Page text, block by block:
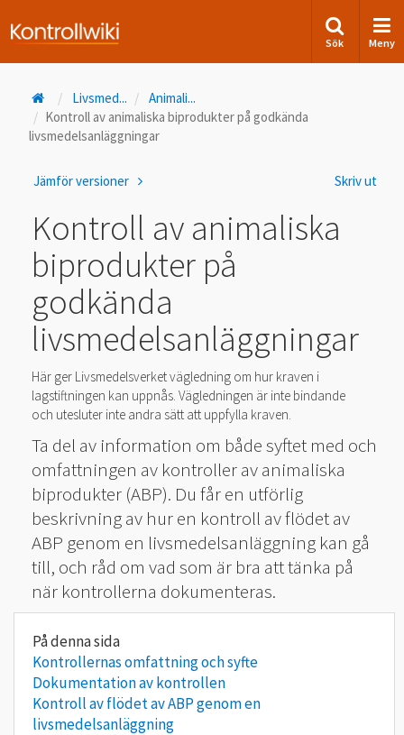
Sök Meny
Livsmed... Animali...
Kontroll av animaliska biprodukter på godkända
livsmedelsanläggningar
Skriv ut
Jämför versioner
Kontroll av animaliska
biprodukter på
godkända
livsmedelsanläggningar
Här ger Livsmedelsverket vägledning om hur kraven i
lagstiftningen kan uppnås. Vägledningen är inte bindande
och utesluter inte andra sätt att uppfylla kraven.
Ta del av information om både syftet med och
omfattningen av kontroller av animaliska
biprodukter (ABP). Du får en utförlig
beskrivning av hur en kontroll av flödet av
ABP genom en livsmedelsanläggning kan gå
till, och råd om vad som är bra att tänka på
när kontrollerna dokumenteras.
Kontrollernas omfattning och syfte
Dokumentation av kontrollen
Kontroll av flödet av ABP genom en
livsmedelsanläggning